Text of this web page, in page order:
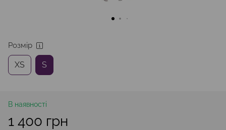
Розмір
XS S
В наявності
1 400 грн